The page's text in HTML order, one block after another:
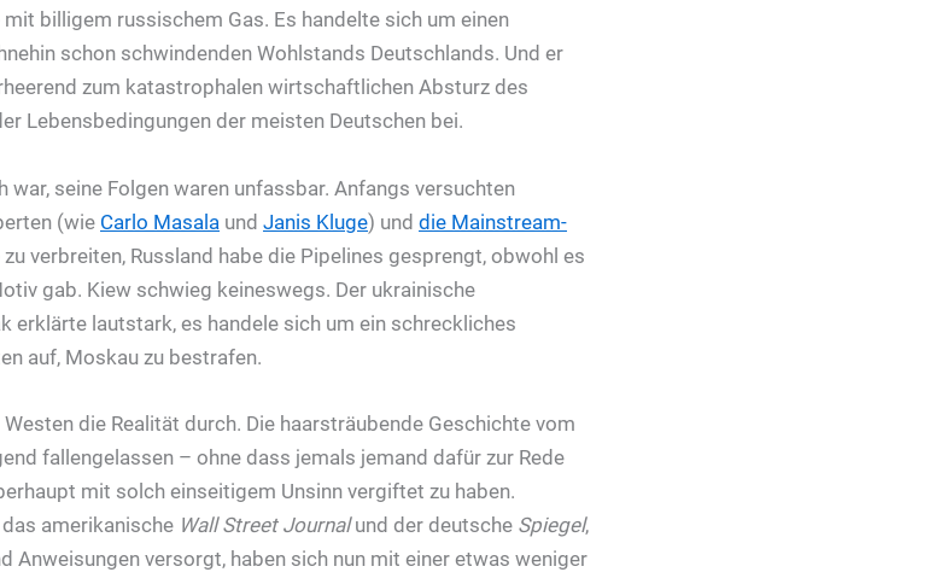
billigem russischem Gas. Es handelte sich um einen
schon schwindenden Wohlstands Deutschlands. Und er
zum katastrophalen wirtschaftlichen Absturz des
Lebensbedingungen der meisten Deutschen bei.
seine Folgen waren unfassbar. Anfangs versuchten
(wie Carlo Masala und Janis Kluge) und die Mainstream-
verbreiten, Russland habe die Pipelines gesprengt, obwohl es
gab. Kiew schwieg keineswegs. Der ukrainische
erklärte lautstark, es handele sich um ein schreckliches
auf, Moskau zu bestrafen.
die Realität durch. Die haarsträubende Geschichte vom
fallengelassen – ohne dass jemals jemand dafür zur Rede
mit solch einseitigem Unsinn vergiftet zu haben.
amerikanische Wall Street Journalund der deutsche Spiegel,
Anweisungen versorgt, haben sich nun mit einer etwas weniger